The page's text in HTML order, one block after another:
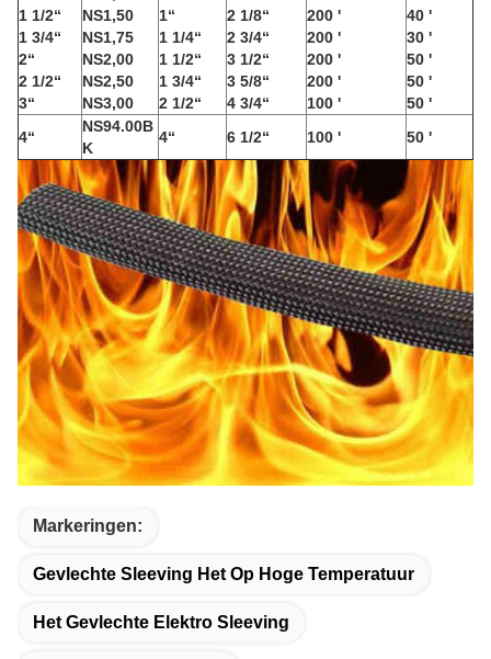
1 1/2“
1 3/4“
2“
2 1/2“
3“
NS1,50
NS1,75
NS2,00
NS2,50
NS3,00
1“
1 1/4“
1 1/2“
1 3/4“
2 1/2“
2 1/8“
2 3/4“
3 1/2“
3 5/8“
4 3/4“
200 '
200 '
200 '
200 '
100 '
40 '
30 '
50 '
50 '
50 '
4“
NS94.00B
K
4“ 6 1/2“ 100 ' 50 '
Markeringen:
Gevlechte Sleeving Het Op Hoge Temperatuur
Het Gevlechte Elektro Sleeving